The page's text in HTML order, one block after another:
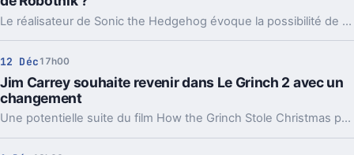
Le réalisateur de Sonic the Hedgehog évoque la possibilité de remplacer l'acteur incarnant Robotnik lors des prochaines adaptations cinématographiques.
12 Déc 17h00
Jim Carrey souhaite revenir dans Le Grinch 2 avec un
changement
Une potentielle suite du film How the Grinch Stole Christmas pourrait faire revenir l'acteur américain Jim Carrey dans la peau de la célèbre créature fictive au poils vert.